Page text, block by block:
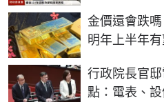
金價還會跌
明年上半年
行政院長官
點：電表、